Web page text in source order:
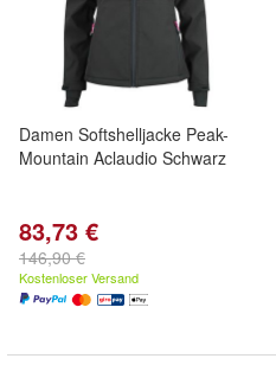
Damen Softshelljacke Peak-
Mountain Aclaudio Schwarz
83,73 €
146,90 €
Kostenloser Versand